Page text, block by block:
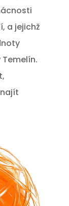
a jejichž